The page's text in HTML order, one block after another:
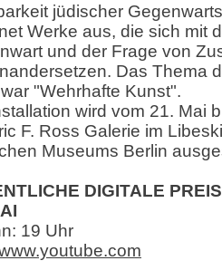
jüdischer
Werke aus, die sich mit
und der Frage von
Das Thema
"Wehrhafte Kunst".
wird vom 21. Mai
F. Ross Galerie im
Museums Berlin
DIGITALE
19 Uhr